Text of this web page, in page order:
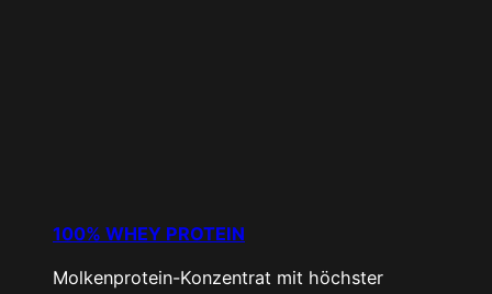
100% WHEY PROTEIN
Molkenprotein-Konzentrat mit höchster